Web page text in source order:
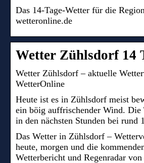
Das 14-Tage-Wetter für die
wetteronline.de
Wetter Zühlsdorf 14
Wetter Zühlsdorf – aktuelle
WetterOnline
Heute ist es in Zühlsdorf meist
ein böig auffrischender Wind. Die
in den nächsten Stunden bei rund
Das Wetter in Zühlsdorf –
heute, morgen und die
Wetterbericht und Regenradar